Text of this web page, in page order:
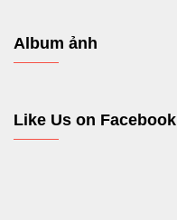
Album ảnh
Like Us on Facebook